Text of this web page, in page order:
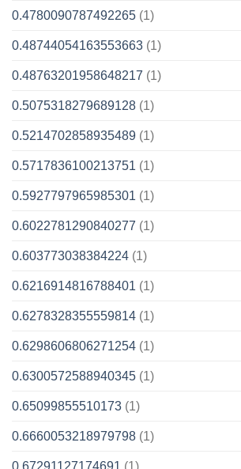
0.4780090787492265 (1)
0.48744054163553663 (1)
0.48763201958648217 (1)
0.5075318279689128 (1)
0.5214702858935489 (1)
0.5717836100213751 (1)
0.5927797965985301 (1)
0.6022781290840277 (1)
0.603773038384224 (1)
0.6216914816788401 (1)
0.6278328355559814 (1)
0.6298606806271254 (1)
0.6300572588940345 (1)
0.65099855510173 (1)
0.6660053218979798 (1)
0.67291127174691 (1)